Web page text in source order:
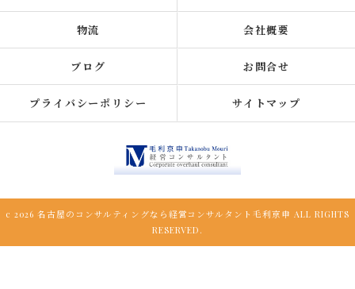
物流 会社概要
ブログ お問合せ
プライバシーポリシー サイトマップ
c 2026 名古屋のコンサルティングなら経営コンサルタント毛利京申 ALL RIGHTS
RESERVED.